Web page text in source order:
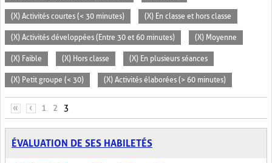
(X) Activités courtes (< 30 minutes) (X) En classe et hors classe
(X) Activités développées (Entre 30 et 60 minutes) (X) Moyenne
(X) Faible (X) Hors classe (X) En plusieurs séances
(X) Petit groupe (< 30) (X) Activités élaborées (> 60 minutes)
PAGES
« ‹ 1 2 3
ÉVALUATION DE SES HABILETÉS